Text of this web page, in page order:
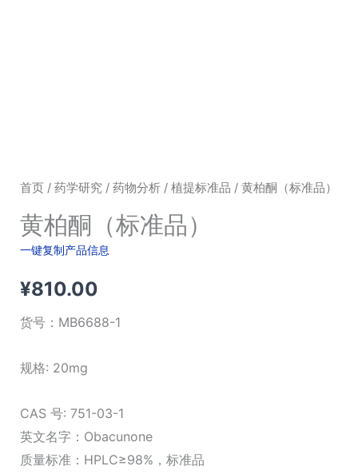
首页/ 药学研究/ 药物分析/ 植提标准品 / 黄柏酮（标准品）
黄柏酮（标准品）
一键复制产品信息
¥810.00
货号： MB6688-1
规格: 20mg
CAS 号: 751-03-1
英文名字：Obacunone
质量标准：HPLC≥98%，标准品